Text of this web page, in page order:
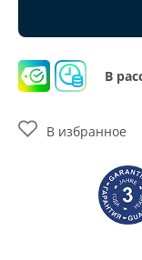
В
В избранное